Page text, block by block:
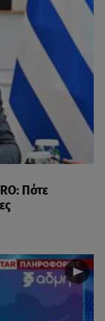
Πότε